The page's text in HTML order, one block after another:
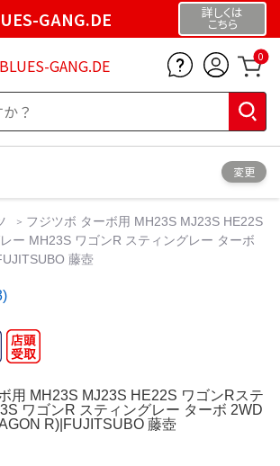
GANG.DE 詳しくは
こちら
GANG.DE 0
変更
フジツボ ターボ用 MH23S MJ23S HE22S
ー MH23S ワゴンR スティングレー ターボ
藤壺